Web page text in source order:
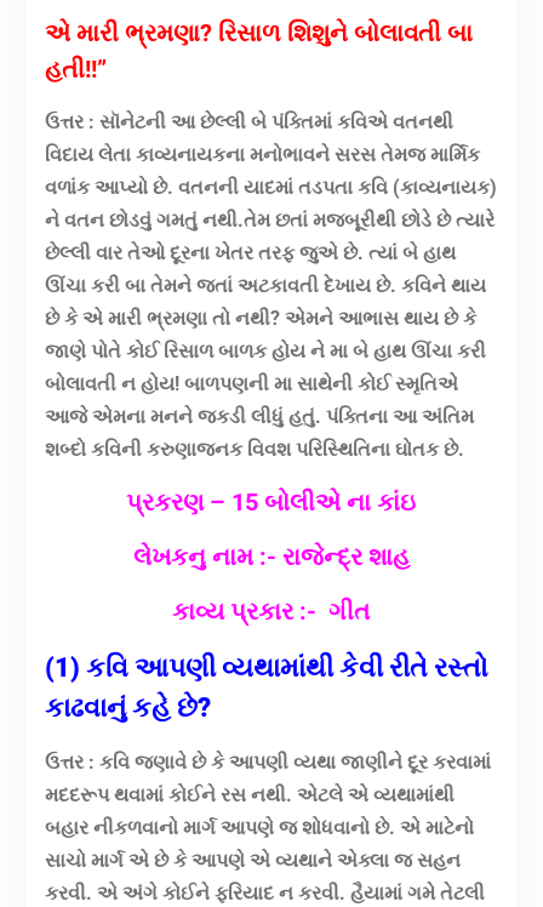
એ મારી ભ્રમણા? રિસાળ શિશુને બોલાવતી બા
હતી!!”
ઉત્તર : સૉનેટની આ છેલ્લી બે પંક્તિમાં કવિએ વતનથી
વિદાય લેતા કાવ્યનાયકના મનોભાવને સરસ તેમજ માર્મિક
વળાંક આપ્યો છે. વતનની યાદમાં તડપતા કવિ (કાવ્યનાયક)
ને વતન છોડવું ગમતું નથી.તેમ છતાં મજબૂરીથી છોડે છે ત્યારે
છેલ્લી વાર તેઓ દૂરના ખેતર તરફ જુએ છે. ત્યાં બે હાથ
ઊંચા કરી બા તેમને જતાં અટકાવતી દેખાય છે. કવિને થાય
છે કે એ મારી ભ્રમણા તો નથી? એમને આભાસ થાય છે કે
જાણે પોતે કોઈ રિસાળ બાળક હોય ને મા બે હાથ ઊંચા કરી
બોલાવતી ન હોય! બાળપણની મા સાથેની કોઈ સ્મૃતિએ
આજે એમના મનને જકડી લીધું હતું. પંક્તિના આ અંતિમ
શબ્દો કવિની કરુણાજનક વિવશ પરિસ્થિતિના ઘોતક છે.
પ્રકરણ – 15 બોલીએ ના કાંઇ
લેખકનુ નામ :- રાજેન્દ્ર શાહ
કાવ્ય પ્રકાર:- ગીત
(1) કવિ આપણી વ્યથામાંથી કેવી રીતે રસ્તો
કાઢવાનું કહે છે?
ઉત્તર : કવિ જણાવે છે કે આપણી વ્યથા જાણીને દૂર કરવામાં
મદદરૂપ થવામાં કોઈને રસ નથી. એટલે એ વ્યથામાંથી
બહાર નીકળવાનો માર્ગ આપણે જ શોધવાનો છે. એ માટેનો
સાચો માર્ગ એ છે કે આપણે એ વ્યથાને એક્લા જ સહન
કરવી. એ અંગે કોઈને ફરિયાદ ન કરવી. હૈયામાં ગમે તેટલી